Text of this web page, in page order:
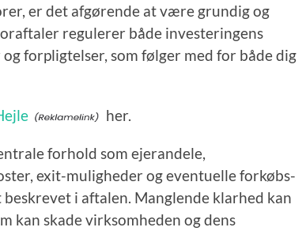
er det afgørende at være grundig og
regulerer både investeringens
forpligtelser, som følger med for både dig
her.
forhold som ejerandele,
exit-muligheder og eventuelle forkøbs-
i aftalen. Manglende klarhed kan
kan skade virksomheden og dens